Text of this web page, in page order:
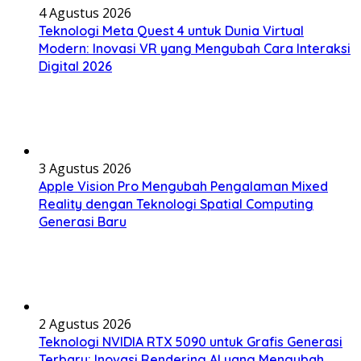
4 Agustus 2026
Teknologi Meta Quest 4 untuk Dunia Virtual
Modern: Inovasi VR yang Mengubah Cara Interaksi
Digital 2026
3 Agustus 2026
Apple Vision Pro Mengubah Pengalaman Mixed
Reality dengan Teknologi Spatial Computing
Generasi Baru
2 Agustus 2026
Teknologi NVIDIA RTX 5090 untuk Grafis Generasi